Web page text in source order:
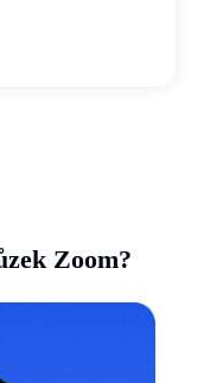
Zoom?